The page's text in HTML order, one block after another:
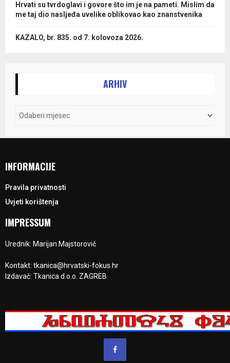
Hrvati su tvrdoglavi i govore što im je na pameti. Mislim da
me taj dio nasljeđa uvelike oblikovao kao znanstvenika
KAZALO, br. 835. od 7. kolovoza 2026.
ARHIV
INFORMACIJE
Pravila privatnosti
Uvjeti korištenja
IMPRESSUM
Urednik: Marijan Majstorović
Kontakt: tkanica@hrvatski-fokus.hr
Izdavač: Tkanica d.o.o. ZAGREB